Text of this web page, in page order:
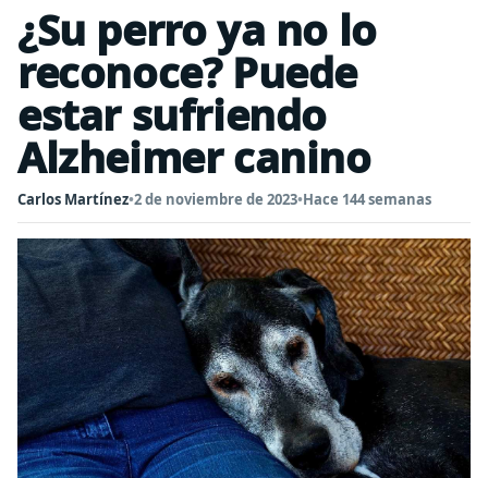
¿Su perro ya no lo
reconoce? Puede
estar sufriendo
Alzheimer canino
Carlos Martínez•2 de noviembre de 2023•Hace 144 semanas